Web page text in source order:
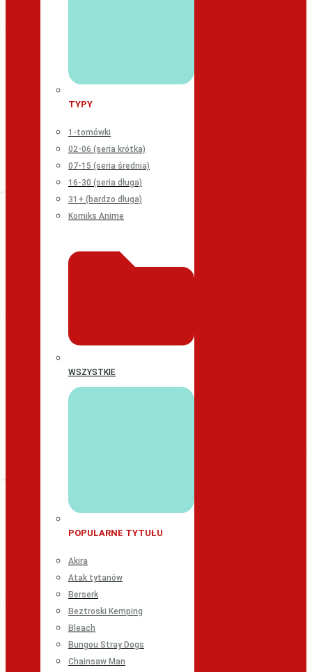
TYPY
1-tomówki
02-06 (seria krótka)
07-15 (seria średnia)
16-30 (seria długa)
31+ (bardzo długa)
Komiks Anime
WSZYSTKIE
POPULARNE TYTUŁU
Akira
Atak tytanów
Berserk
Beztroski Kemping
Bleach
Bungou Stray Dogs
Chainsaw Man